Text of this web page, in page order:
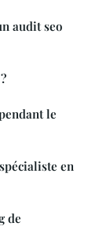
audit seo
le
en
de